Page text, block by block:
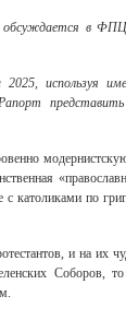
обсуждается в
используя
католиками по
и на их
Соборов, то